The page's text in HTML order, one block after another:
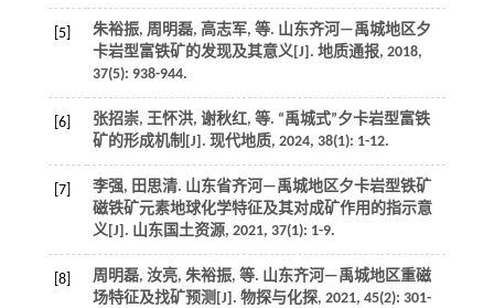
[5] 朱裕振, 周明磊, 高志军, 等. 山东齐河—禹城地区夕
卡岩型富铁矿的发现及其意义[J]. 地质通报, 2018,
37(5): 938-944.
[6] 张招崇, 王怀洪, 谢秋红, 等. “禹城式”夕卡岩型富铁
矿的形成机制[J]. 现代地质, 2024, 38(1): 1-12.
[7]
李强, 田思清. 山东省齐河—禹城地区夕卡岩型铁矿
磁铁矿元素地球化学特征及其对成矿作用的指示意
义[J]. 山东国土资源, 2021, 37(1): 1-9.
[8] 周明磊, 汝亮, 朱裕振, 等. 山东齐河—禹城地区重磁
场特征及找矿预测[J]. 物探与化探, 2021, 45(2): 301-